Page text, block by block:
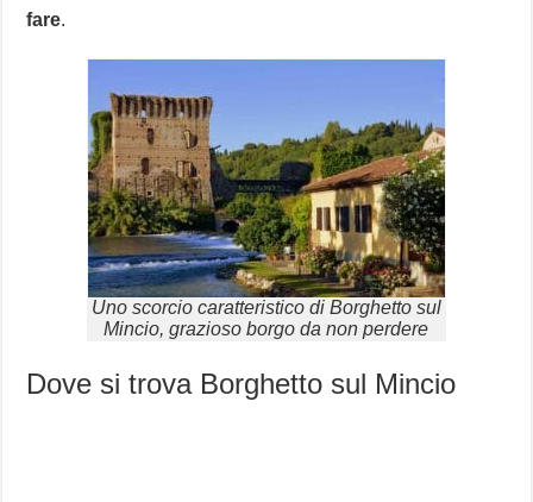
fare.
Uno scorcio caratteristico di Borghetto sul
Mincio, grazioso borgo da non perdere
Dove si trova Borghetto sul Mincio